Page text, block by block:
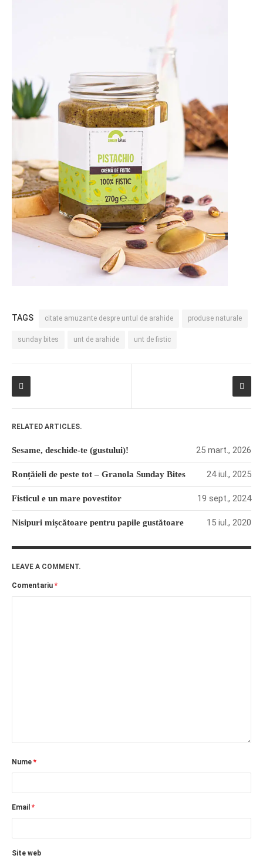
TAGS citate amuzante despre untul de arahide produse naturale
sunday bites unt de arahide unt de fistic
RELATED ARTICLES.
Sesame, deschide-te (gustului)! 25 mart., 2026
Ronțăieli de peste tot – Granola Sunday Bites 24 iul., 2025
Fisticul e un mare povestitor 19 sept., 2024
Nisipuri mișcătoare pentru papile gustătoare 15 iul., 2020
LEAVE A COMMENT.
Comentariu *
Nume *
Email *
Site web